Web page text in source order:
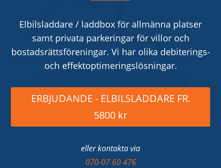
Elbilsladdare / laddbox för allmänna platser
samt privata parkeringar för villor och
bostadsrättsföreningar. Vi har olika debiterings-
och effektoptimeringslösningar.
ERBJUDANDE - ELBILSLADDARE FR.
5800 kr
eller kontakta via
070-07 60 476